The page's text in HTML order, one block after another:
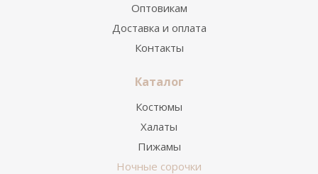
Оптовикам
Доставка и оплата
Контакты
Каталог
Костюмы
Халаты
Пижамы
Ночные сорочки